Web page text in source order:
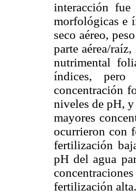
interacción
morfológicas e
seco aéreo,
parte aérea/
nutrimental
índices,
concentración
niveles de pH,
mayores
ocurrieron con
fertilización
pH del agua
fertilización alta.